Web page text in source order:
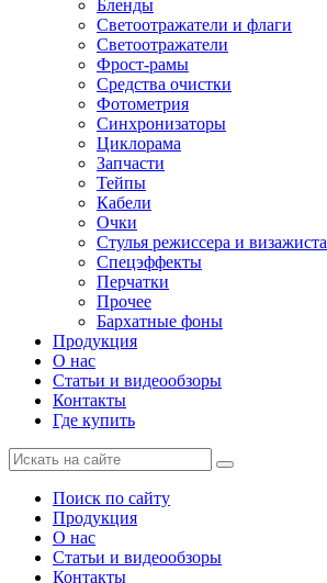
Бленды
Светоотражатели и флаги
Светоотражатели
Фрост-рамы
Средства очистки
Фотометрия
Синхронизаторы
Циклорама
Запчасти
Тейпы
Кабели
Очки
Стулья режиссера и визажиста
Спецэффекты
Перчатки
Прочее
Бархатные фоны
Продукция
О нас
Статьи и видеообзоры
Контакты
Где купить
Поиск по сайту
Продукция
О нас
Статьи и видеообзоры
Контакты